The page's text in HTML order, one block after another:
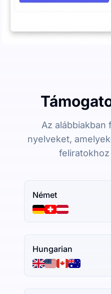
Az alábbiakban
nyelveket,
Német
Hungarian